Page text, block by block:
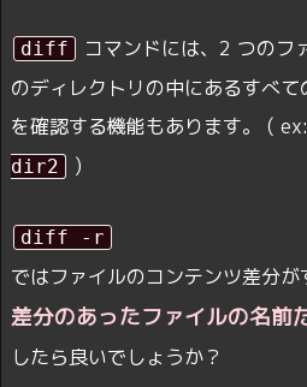
diff
コマンドには、2 つのフ
のディレクトリの中にあるすべ
を確認する機能もあります。 ( ex:
dir2
)
diff -r
ではファイルのコンテンツ差分が
差分のあったファイルの名前
したら良いでしょうか？